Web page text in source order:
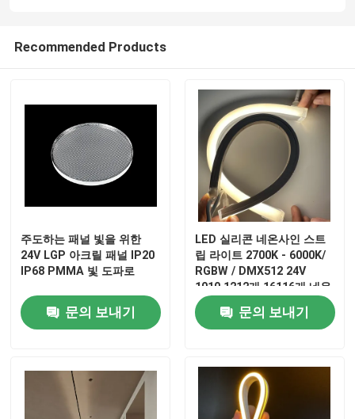
Recommended Products
주도하는 패널 빛을 위한
24V LGP 아크릴 패널 IP20
IP68 PMMA 빛 도파로
문의 보내기
LED 실리콘 네온사인 스트
립 라이트 2700K - 6000K/
RGBW / DMX512 24V
1010 1212개 16116개 네온
광
문의 보내기